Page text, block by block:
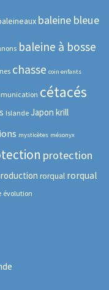
baleine bleue
baleine à bosse
chasse coin enfants
cétacés
Islande Japon krill
mysticètes mésonyx
protection
rorqual rorqual
évolution